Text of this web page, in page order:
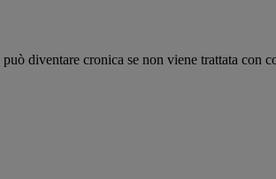
può diventare cronica se non viene trattata con